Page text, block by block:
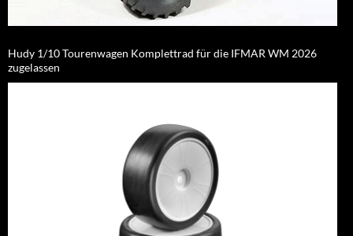
Hudy 1/10 Tourenwagen Komplettrad für die IFMAR WM 2026
zugelassen